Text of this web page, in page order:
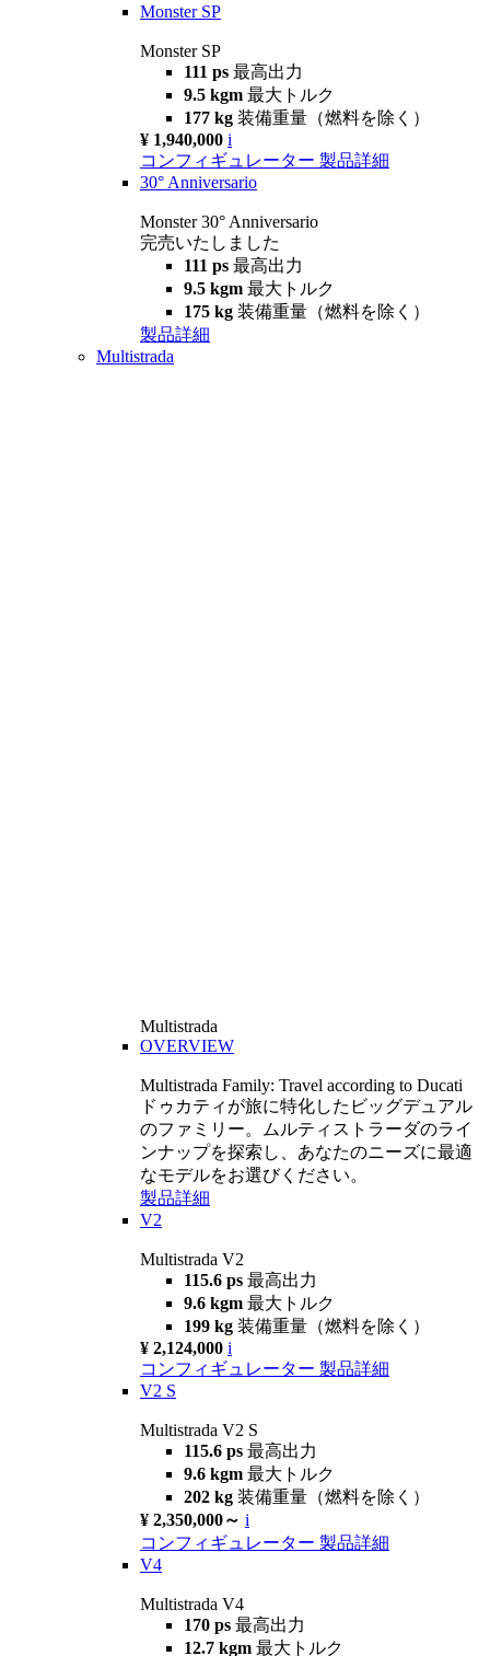
Monster SP
Monster SP
111 ps 最高出力
9.5 kgm 最大トルク
177 kg 装備重量（燃料を除く）
¥ 1,940,000 i
コンフィギュレーター 製品詳細
30° Anniversario
Monster 30° Anniversario
完売いたしました
111 ps 最高出力
9.5 kgm 最大トルク
175 kg 装備重量（燃料を除く）
製品詳細
Multistrada
Multistrada
OVERVIEW
Multistrada Family: Travel according to Ducati
ドゥカティが旅に特化したビッグデュアル
のファミリー。ムルティストラーダのライ
ンナップを探索し、あなたのニーズに最適
なモデルをお選びください。
製品詳細
V2
Multistrada V2
115.6 ps 最高出力
9.6 kgm 最大トルク
199 kg 装備重量（燃料を除く）
¥ 2,124,000 i
コンフィギュレーター 製品詳細
V2 S
Multistrada V2 S
115.6 ps 最高出力
9.6 kgm 最大トルク
202 kg 装備重量（燃料を除く）
¥ 2,350,000～ i
コンフィギュレーター 製品詳細
V4
Multistrada V4
170 ps 最高出力
12.7 kgm 最大トルク